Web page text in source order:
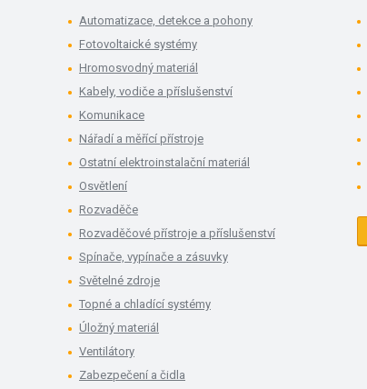
Automatizace, detekce a pohony
Fotovoltaické systémy
Hromosvodný materiál
Kabely, vodiče a příslušenství
Komunikace
Nářadí a měřící přístroje
Ostatní elektroinstalační materiál
Osvětlení
Rozvaděče
Rozvaděčové přístroje a příslušenství
Spínače, vypínače a zásuvky
Světelné zdroje
Topné a chladící systémy
Úložný materiál
Ventilátory
Zabezpečení a čidla